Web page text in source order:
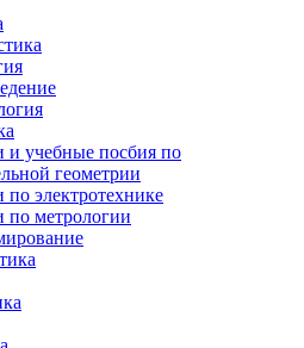
и учебные посбия по
геометрии
электротехнике
по метрологии